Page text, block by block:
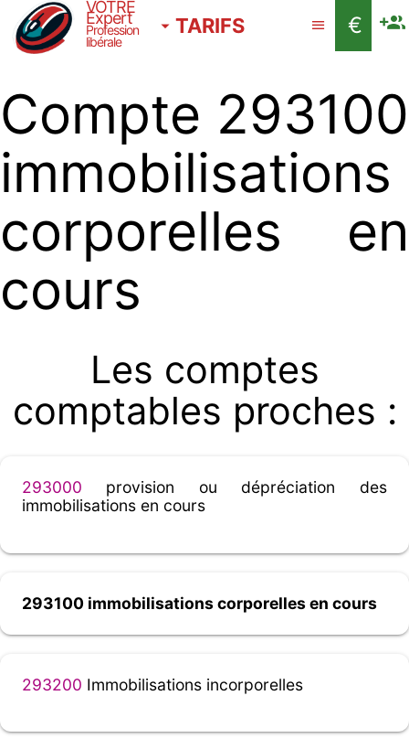
VOTRE
Expert
Profession
libérale
TARIFS €
Compte 293100
immobilisations
corporelles en
cours
Les comptes
comptables proches :
293000 provision ou dépréciation des
immobilisations en cours
293100 immobilisations corporelles en cours
293200 Immobilisations incorporelles